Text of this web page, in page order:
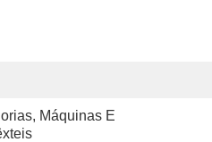
Máquinas E